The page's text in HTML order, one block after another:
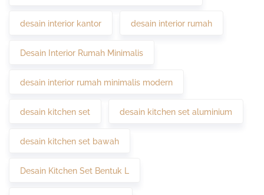
desain interior kantor desain interior rumah
Desain Interior Rumah Minimalis
desain interior rumah minimalis modern
desain kitchen set desain kitchen set aluminium
desain kitchen set bawah
Desain Kitchen Set Bentuk L